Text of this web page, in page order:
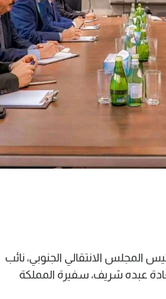
المجلس الانتقالي الجنوبي، نائب
عبده شريف، سفيرة المملكة